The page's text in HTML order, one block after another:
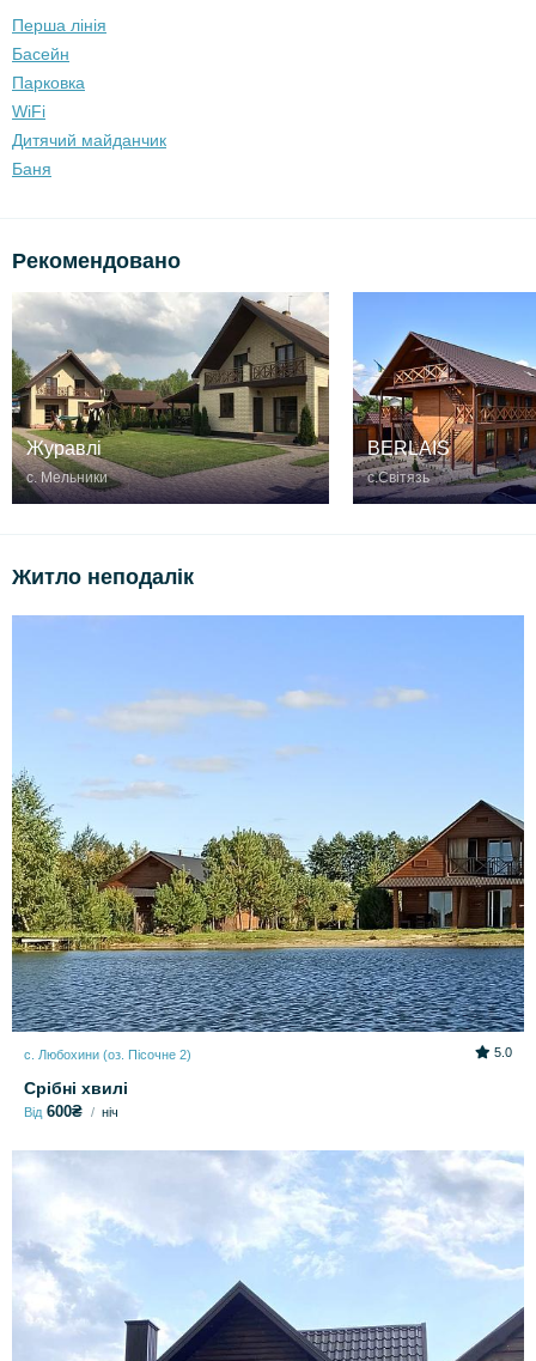
Перша лінія
Басейн
Парковка
WiFi
Дитячий майданчик
Баня
Рекомендовано
Журавлі
с. Мельники
BERLAIS
с.Світязь
Житло неподалік
с. Любохини (оз. Пісочне 2) 5.0
Срібні хвилі
Від 600₴ ніч